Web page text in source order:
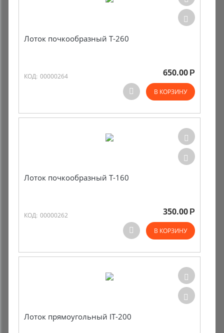
Лоток почкообразный T-260
КОД: 00000264 650.00 Р
В КОРЗИНУ
Лоток почкообразный T-160
КОД: 00000262 350.00 Р
В КОРЗИНУ
Лоток прямоугольный IT-200